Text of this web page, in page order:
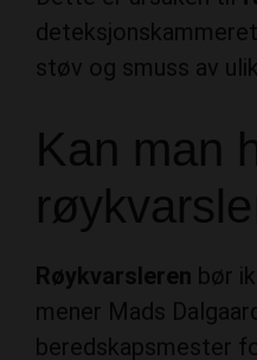
støv og smuss av
Kan man
Røykvarsleren bør
mener Mads
beredskapsmester